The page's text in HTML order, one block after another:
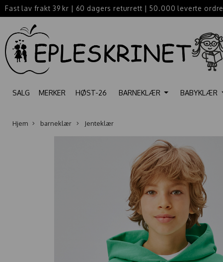
Fast lav frakt 39 kr | 60 dagers returrett | 50.000 leverte ordre
SALG MERKER HØST-26 BARNEKLÆR BABYKLÆR
Hjem barneklær Jenteklær